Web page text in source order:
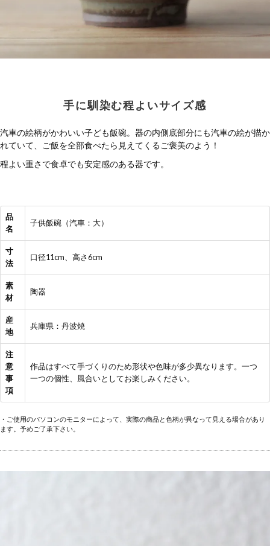
手に馴染む程よいサイズ感
汽車の絵柄がかわいい子ども飯碗。器の内側底部分にも汽車の絵が描か
れていて、ご飯を全部食べたら見えてくるご褒美のよう！
程よい重さで食卓でも安定感のある器です。
品
名
子供飯碗（汽車：大）
寸
法
口径11cm、高さ6cm
素
材
陶器
産
地
兵庫県：丹波焼
注
意
事
項
作品はすべて手づくりのため形状や色味が多少異なります。一つ
一つの個性、風合いとしてお楽しみください。
・ご使用のパソコンのモニターによって、実際の商品と色柄が異なって見える場合があり
ます。予めご了承下さい。